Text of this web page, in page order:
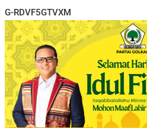
G-RDVF5GTVXM